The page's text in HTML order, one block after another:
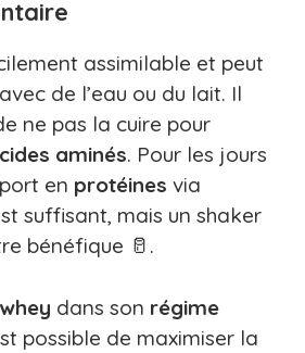
assimilable et peut
de l’eau ou du lait. Il
ne pas la cuire pour
aminés. Pour les jours
en protéines via
suffisant, mais un shaker
bénéfique 🥛.
whey dans son régime
possible de maximiser la